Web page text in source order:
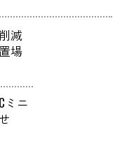
減
場
ミニ